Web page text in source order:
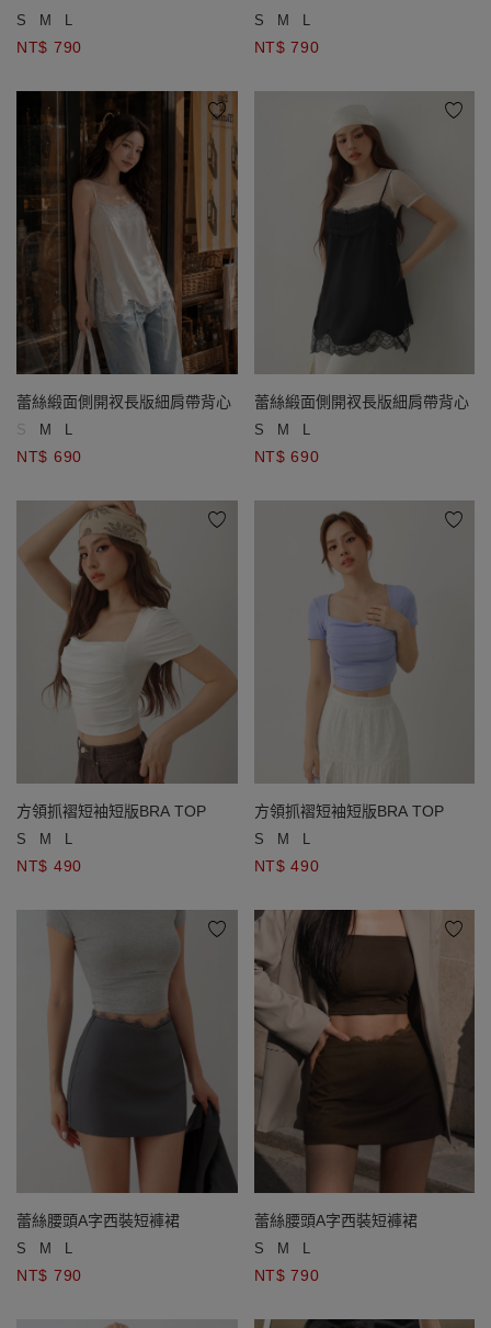
S M L
NT$ 790
S M L
NT$ 790
蕾絲緞面側開衩長版細肩帶背心
S M L
NT$ 690
蕾絲緞面側開衩長版細肩帶背心
S M L
NT$ 690
方領抓褶短袖短版BRA TOP
S M L
NT$ 490
方領抓褶短袖短版BRA TOP
S M L
NT$ 490
蕾絲腰頭A字西裝短褲裙
S M L
NT$ 790
蕾絲腰頭A字西裝短褲裙
S M L
NT$ 790